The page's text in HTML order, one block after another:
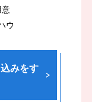
意
ウ
みをす